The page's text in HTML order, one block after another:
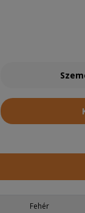
Fehér